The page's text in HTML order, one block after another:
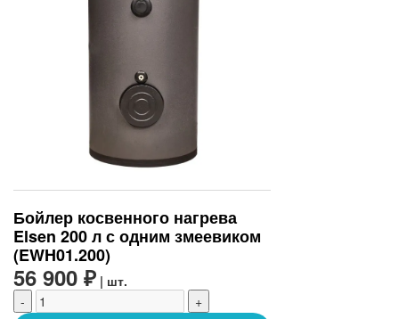
Бойлер косвенного нагрева
Elsen 200 л с одним змеевиком
(EWH01.200)
56 900 ₽ | шт.
-
+